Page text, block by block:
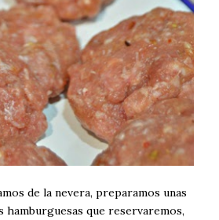
de la nevera, preparamos unas
hamburguesas que reservaremos,